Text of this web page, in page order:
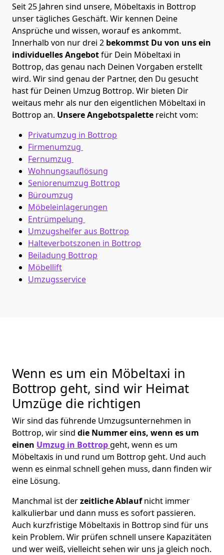
Seit 25 Jahren sind unsere, Möbeltaxis in Bottrop
unser tägliches Geschäft. Wir kennen Deine
Ansprüche und wissen, worauf es ankommt.
Innerhalb von nur drei 2 bekommst Du von uns ein
individuelles Angebotfür Dein Möbeltaxi in
Bottrop, das genau nach Deinen Vorgaben erstellt
wird. Wir sind genau der Partner, den Du gesucht
hast für Deinen Umzug Bottrop. Wir bieten Dir
weitaus mehr als nur den eigentlichen Möbeltaxi in
Bottrop an. Unsere Angebotspalette reicht vom:
Privatumzug in Bottrop
Firmenumzug
Fernumzug
Wohnungsauflösung
Seniorenumzug Bottrop
Büroumzug
Möbeleinlagerungen
Entrümpelung
Umzugshelfer aus Bottrop
Halteverbotszonen in Bottrop
Beiladung Bottrop
Möbellift
Umzugsservice
Wenn es um ein Möbeltaxi in
Bottrop geht, sind wir Heimat
Umzüge die richtigen
Wir sind das führende Umzugsunternehmen in
Bottrop, wir sind die Nummer eins, wenn es um
einen Umzug in Bottropgeht, wenn es um
Möbeltaxis in und rund um Bottrop geht. Und auch
wenn es einmal schnell gehen muss, dann finden wir
eine Lösung.
Manchmal ist derzeitliche Ablaufnicht immer
kalkulierbar und dann muss es sofort passieren.
Auch kurzfristige Möbeltaxis in Bottrop sind für uns
kein Problem. Wir prüfen schnell unsere Kapazitäten
und wer weiß, vielleicht sehen wir uns ja gleich noch.